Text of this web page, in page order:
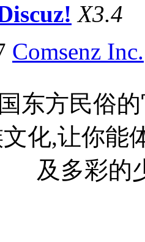
X3.4
Comsenz Inc.
东方民俗
化,让你能
及多彩的